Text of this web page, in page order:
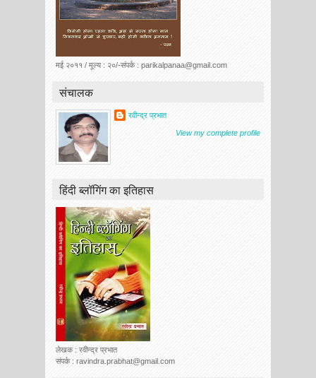
मई २०११ / मूल्य : २०/-संपर्क : parikalpanaa@gmail.com
संचालक
रवीन्द्र प्रभात
View my complete profile
हिंदी ब्लॉगिंग का इतिहास
लेखक : रवीन्द्र प्रभात
संपर्क : ravindra.prabhat@gmail.com